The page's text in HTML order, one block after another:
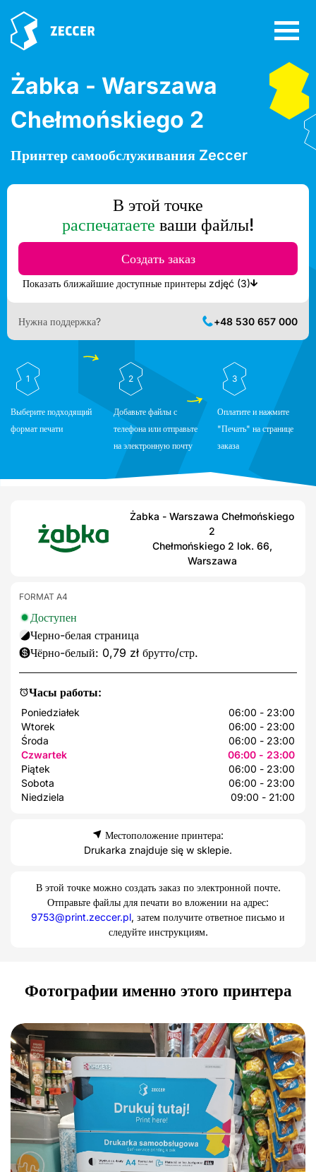
Żabka - Warszawa
Chełmońskiego 2
Принтер самообслуживания Zeccer
В этой точке
распечатаете ваши файлы!
Создать заказ
Показать ближайшие доступные принтеры zdjęć (3)
Нужна поддержка? +48 530 657 000
1
Выберите подходящий
формат печати
2
Добавьте файлы с
телефона или отправьте
на электронную почту
3
Оплатите и нажмите
"Печать" на странице
заказа
Żabka - Warszawa Chełmońskiego
2
Chełmońskiego 2 lok. 66,
Warszawa
Часы работы:
Poniedziałek
06:00 - 23:00
Wtorek
06:00 - 23:00
Środa
06:00 - 23:00
Czwartek
06:00 - 23:00
Piątek
06:00 - 23:00
Sobota
06:00 - 23:00
Niedziela
09:00 - 21:00
FORMAT A4
Доступен
Черно-белая страница
Чёрно-белый: 0,79 zł брутто/стр.
Местоположение принтера:
Drukarka znajduje się w sklepie.
В этой точке можно создать заказ по электронной почте.
Отправьте файлы для печати во вложении на адрес:
9753@print.zeccer.pl, затем получите ответное письмо и
следуйте инструкциям.
Фотографии именно этого принтера